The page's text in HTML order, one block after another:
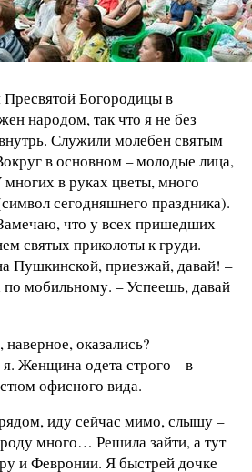
Богородицы в
народом, так что я не без
Служили молебен святым
в основном – молодые лица,
в руках цветы, много
сегодняшнего праздника).
что у всех пришедших
святых приколоты к груди.
Пушкинской, приезжай, давай! –
мобильному. – Успеешь, давай
оказались? –
Женщина одета строго – в
офисного вида.
иду сейчас мимо, слышу –
много… Решила зайти, а тут
и Февронии. Я быстрей дочке